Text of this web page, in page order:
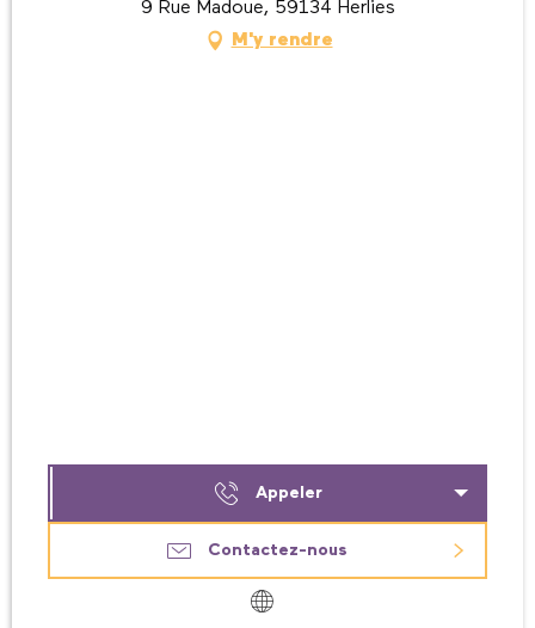
9 Rue Madoue, 59134 Herlies
M'y rendre
Appeler
Contactez-nous